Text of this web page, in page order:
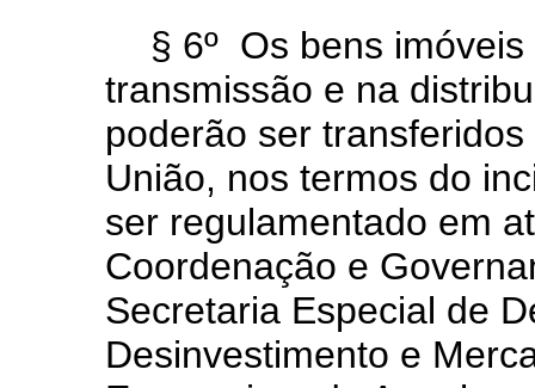
§ 6º Os bens
transmissão e na
poderão ser
União, nos termos do
ser regulamentado em
Coordenação e
Secretaria Especial de
Desinvestimento e